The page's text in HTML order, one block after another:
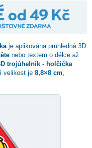
je aplikována průhledná 3D
nebo textem o délce až
trojúhelník - holčička
velikost je 8,8×8 cm